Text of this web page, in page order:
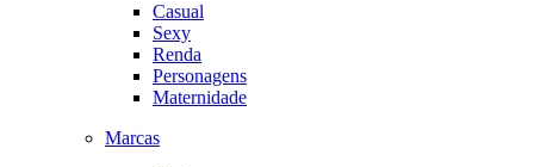
Casual
Sexy
Renda
Personagens
Maternidade
Marcas